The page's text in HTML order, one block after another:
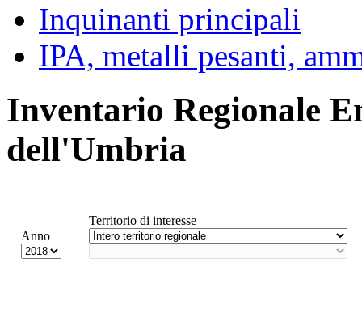
Inquinanti principali
IPA, metalli pesanti,
Inventario Regionale
dell'Umbria
Anno
Territorio di interesse